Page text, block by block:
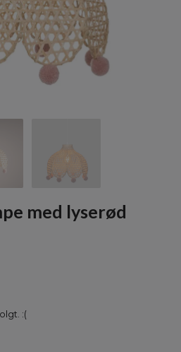
med lyserød
:(